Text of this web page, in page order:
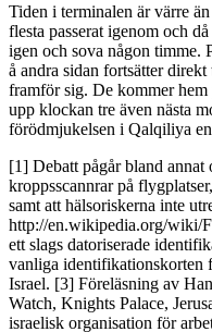
Tiden i terminalen är värre
flesta passerat igenom och
igen och sova någon timme.
å andra sidan fortsätter
framför sig. De kommer hem
upp klockan tre även nästa
förödmjukelsen i Qalqiliya
[1] Debatt pågår bland
kroppsscannrar på
samt att hälsoriskerna inte
http://en.wikipedia.org/wiki/
ett slags datoriserade
vanliga identifikationskorten
Israel. [3] Föreläsning av
Watch, Knights Palace,
israelisk organisation för